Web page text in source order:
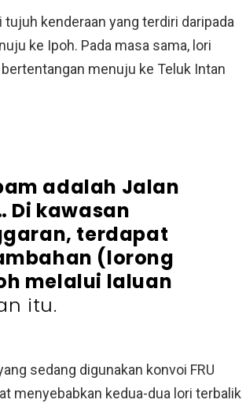
kenderaan yang terdiri daripada
ke Ipoh. Pada masa sama, lori
menuju ke Teluk Intan
adalah Jalan
Di kawasan
terdapat
(lorong
melalui laluan
itu.
sedang digunakan konvoi FRU
menyebabkan kedua-dua lori terbalik